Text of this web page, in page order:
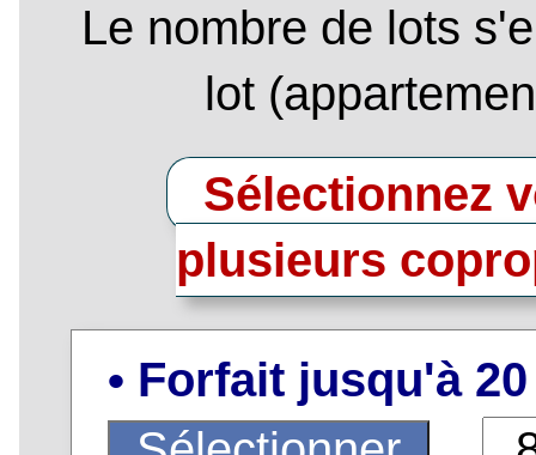
Le nombre de lots
lot
Sélectionnez
plusieurs
• Forfait jusqu'à